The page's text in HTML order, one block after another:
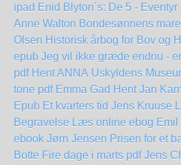
ipad Enid Blyton´s: De 5 -
Anne Walton Bondesønnens
Olsen Historisk årbog for Bov og
epub Jeg vil ikke græde endnu -
pdf Hent ANNA Uskyldens
tone pdf Emma Gad Hent Jan
Epub Et kvarters tid Jens Kruuse
Begravelse Læs online ebog Emil
ebook Jørn Jensen Prisen for et
Botte Fire dage i marts pdf Jens